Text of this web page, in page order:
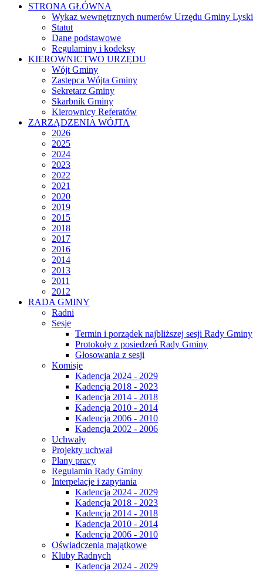
STRONA GŁÓWNA
Wykaz wewnętrznych numerów Urzędu Gminy Lyski
Statut
Dane podstawowe
Regulaminy i kodeksy
KIEROWNICTWO URZĘDU
Wójt Gminy
Zastępca Wójta Gminy
Sekretarz Gminy
Skarbnik Gminy
Kierownicy Referatów
ZARZĄDZENIA WÓJTA
2026
2025
2024
2023
2022
2021
2020
2019
2015
2018
2017
2016
2014
2013
2011
2012
RADA GMINY
Radni
Sesje
Termin i porządek najbliższej sesji Rady Gminy
Protokoły z posiedzeń Rady Gminy
Głosowania z sesji
Komisje
Kadencja 2024 - 2029
Kadencja 2018 - 2023
Kadencja 2014 - 2018
Kadencja 2010 - 2014
Kadencja 2006 - 2010
Kadencja 2002 - 2006
Uchwały
Projekty uchwał
Plany pracy
Regulamin Rady Gminy
Interpelacje i zapytania
Kadencja 2024 - 2029
Kadencja 2018 - 2023
Kadencja 2014 - 2018
Kadencja 2010 - 2014
Kadencja 2006 - 2010
Oświadczenia majątkowe
Kluby Radnych
Kadencja 2024 - 2029